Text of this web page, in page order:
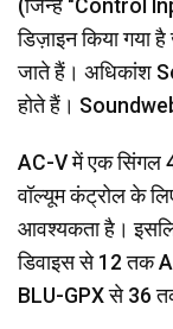
(जिन्हें "Control
डिज़ाइन किया गया
जाते हैं। अधिकांश
होते हैं।
AC-V में एक सिंगल
वॉल्यूम कंट्रोल के
आवश्यकता है।
डिवाइस से 12 तक
BLU-GPX से 36